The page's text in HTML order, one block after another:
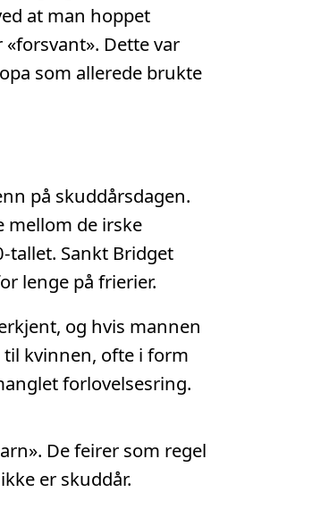
at man hoppet
Dette var
som allerede brukte
på skuddårsdagen.
mellom de irske
tallet. Sankt Bridget
lenge på frierier.
og hvis mannen
kvinnen, ofte i form
forlovelsesring.
De feirer som regel
er skuddår.